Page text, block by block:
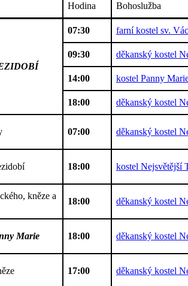
Hodina Bohoslužba
07:30 farní kostel sv.
09:30 děkanský kostel
14:00 kostel Panny
18:00 děkanský kostel
07:00 děkanský kostel
18:00 kostel Nejsvětější
kněze a
18:00 děkanský kostel
Marie 18:00 děkanský kostel
17:00 děkanský kostel